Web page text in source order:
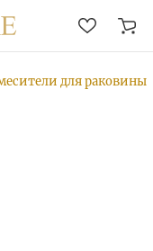
для раковины